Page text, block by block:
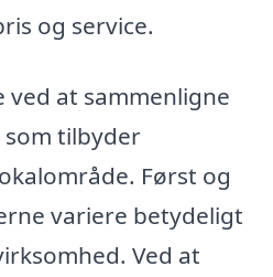
og service.
at sammenligne
tilbyder
Først og
variere betydeligt
Ved at